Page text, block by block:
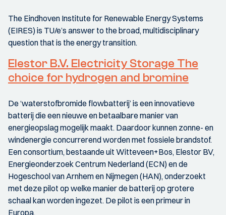
The Eindhoven Institute for Renewable Energy Systems
(EIRES) is TU/e’s answer to the broad, multidisciplinary
question that is the energy transition.
Elestor B.V. Electricity Storage The
choice for hydrogen and bromine
De ‘waterstofbromide flowbatterij’ is een innovatieve
batterij die een nieuwe en betaalbare manier van
energieopslag mogelijk maakt. Daardoor kunnen zonne- en
windenergie concurrerend worden met fossiele brandstof.
Een consortium, bestaande uit Witteveen+Bos, Elestor BV,
Energieonderzoek Centrum Nederland (ECN) en de
Hogeschool van Arnhem en Nijmegen (HAN), onderzoekt
met deze pilot op welke manier de batterij op grotere
schaal kan worden ingezet. De pilot is een primeur in
Europa.